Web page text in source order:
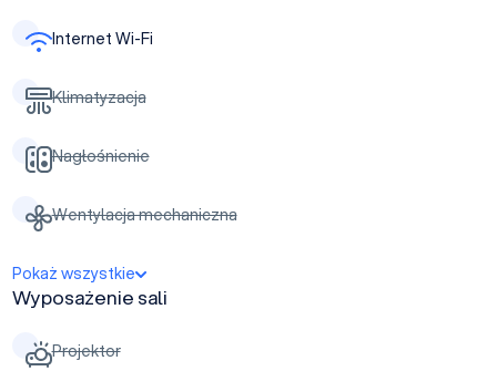
Internet Wi-Fi
Klimatyzacja
Nagłośnienie
Wentylacja mechaniczna
Pokaż wszystkie
Wyposażenie sali
Projektor